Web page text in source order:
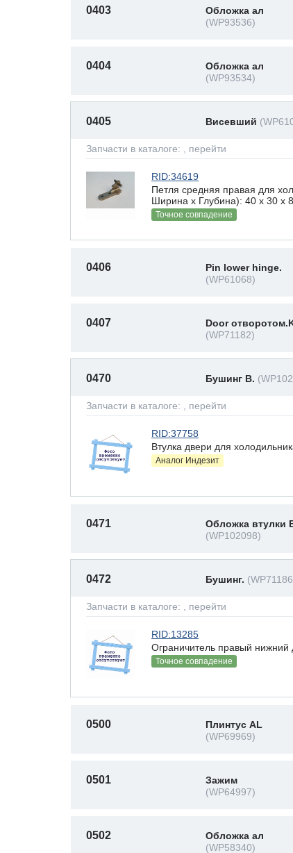
0403
Обложка ал
(WP93536)
0404
Обложка ал
(WP93534)
0405 Висевший
Запчасти в каталоге: , перейти
RID:34619
Петля средняя правая для
Ширина х Глубина): 40 x 30 х
Точное совпадение
0406
Pin lower hinge.
(WP61068)
0407
Door
(WP71182)
0470 Бушинг В.
Запчасти в каталоге: , перейти
RID:37758
Втулка двери для
Аналог Индезит
0471
Обложка втулки
(WP102098)
0472 Бушинг.
Запчасти в каталоге: , перейти
RID:13285
Ограничитель правый нижний
Точное совпадение
0500
Плинтус AL
(WP69969)
0501
Зажим
(WP64997)
0502
Обложка ал
(WP58340)